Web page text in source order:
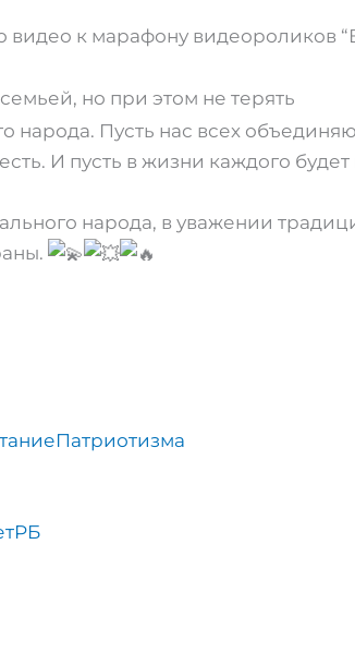
видео к марафону видеороликов
но при этом не терять
народа. Пусть нас всех
И пусть в жизни каждого будет
народа, в уважении